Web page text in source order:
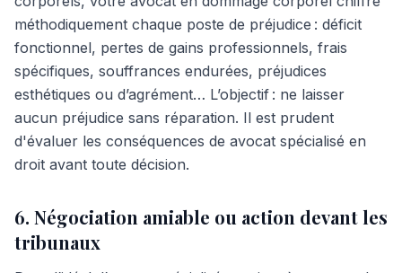
méthodiquement chaque poste de préjudice : déficit
fonctionnel, pertes de gains professionnels, frais
spécifiques, souffrances endurées, préjudices
esthétiques ou d’agrément… L’objectif : ne laisser
aucun préjudice sans réparation. Il est prudent
d'évaluer les conséquences de avocat spécialisé en
droit avant toute décision.
6. Négociation amiable ou action devant les
tribunaux